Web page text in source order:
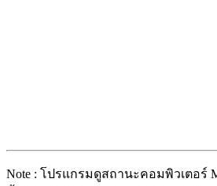
Note : โปรแกรมดูสถานะคอมพิวเตอร์